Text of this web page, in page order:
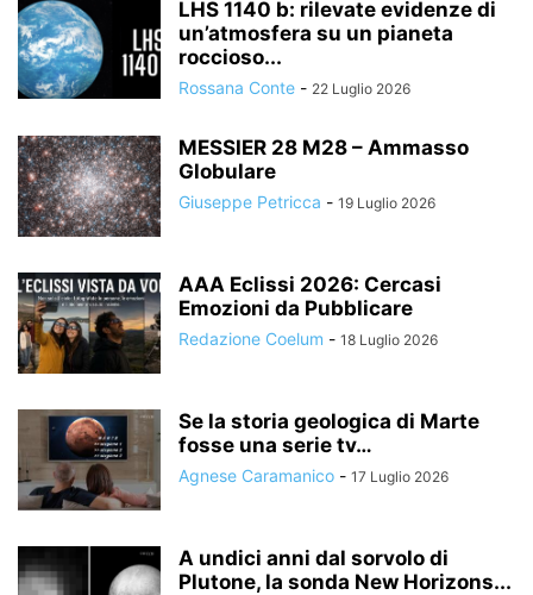
LHS 1140 b: rilevate evidenze di
un’atmosfera su un pianeta
roccioso...
Rossana Conte - 22 Luglio 2026
MESSIER 28 M28 – Ammasso
Globulare
Giuseppe Petricca - 19 Luglio 2026
AAA Eclissi 2026: Cercasi
Emozioni da Pubblicare
Redazione Coelum - 18 Luglio 2026
Se la storia geologica di Marte
fosse una serie tv…
Agnese Caramanico - 17 Luglio 2026
A undici anni dal sorvolo di
Plutone, la sonda New Horizons...